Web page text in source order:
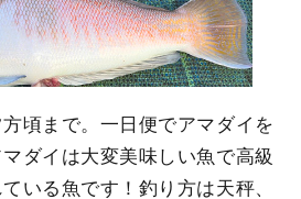
頃まで。一日便でアマダイを
ダイは大変美味しい魚で高級
いる魚です！釣り方は天秤、